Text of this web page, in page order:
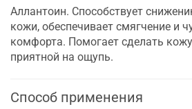
Аллантоин. Способствует
кожи, обеспечивает смягчение и
комфорта. Помогает сделать
приятной на ощупь.
Способ применения